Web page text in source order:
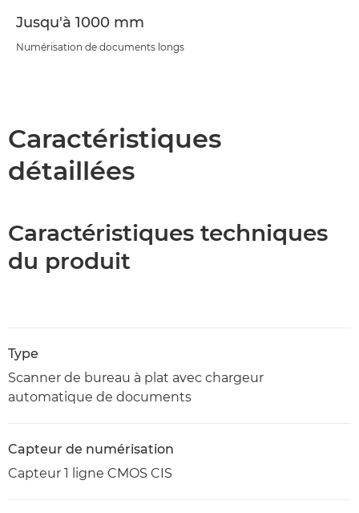
Jusqu'à 1000 mm
Numérisation de documents longs
Caractéristiques
détaillées
Caractéristiques techniques
du produit
Type
Scanner de bureau à plat avec chargeur
automatique de documents
Capteur de numérisation
Capteur 1 ligne CMOS CIS